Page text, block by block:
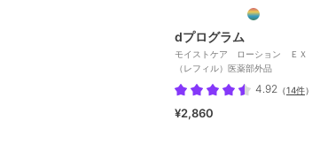
dプログラム
モイストケア ローション ＥＸ
（レフィル）医薬部外品
4.92 （14件）
¥2,860